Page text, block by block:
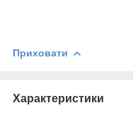
Приховати
Характеристики